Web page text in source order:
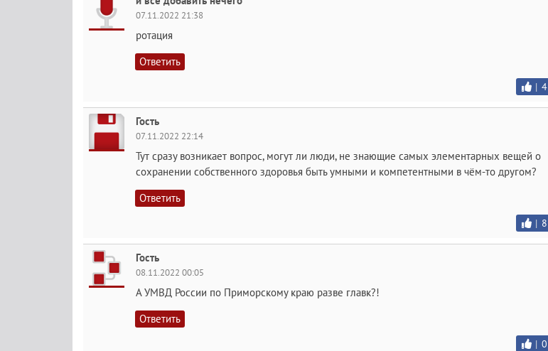
07.11.2022 21:38
ротация
Ответить
| 4
Гость
07.11.2022 22:14
Тут сразу возникает вопрос, могут ли люди, не знающие самых элементарных вещей о
сохранении собственного здоровья быть умными и компетентными в чём-то другом?
Ответить
| 8
Гость
08.11.2022 00:05
А УМВД России по Приморскому краю разве главк?!
Ответить
| 0